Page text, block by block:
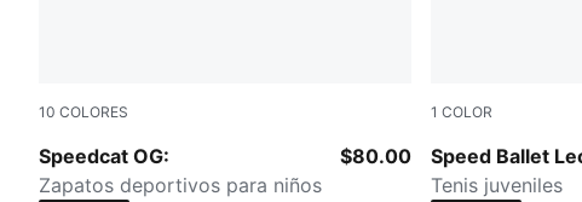
10 COLORES
Speedcat OG:
Silver Fog-Rich Cocoa
Zapatos deportivos para niños
$80.00
1 COLOR
Speed Ballet
Matte Bronze-
Tenis juveniles